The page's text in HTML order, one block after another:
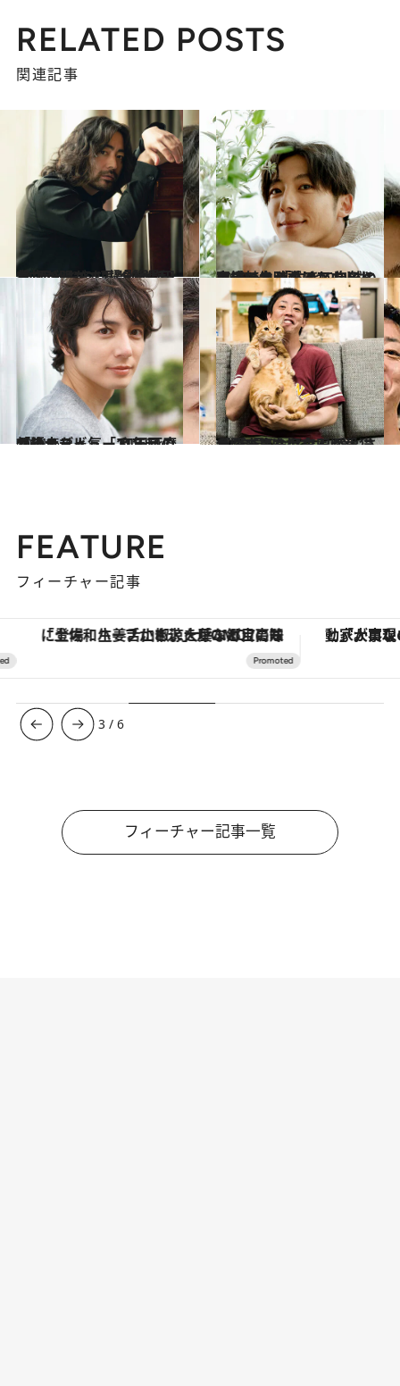
RELATED POSTS
関連記事
2021.6.22
“村西とおる”再び！ 山田孝之が明かす 『全裸監督』シーズン2撮影秘話
カルチャー 2021.6.7
高橋一生が語るアウトドアの魅力 「生きていると実感できるのは、 自然の中にいる時だけかもしれない」
ライフスタイル
2021.6.4
「テニミュ」「刀ステ」で絶大な人気 和田琢磨が語るデビュー11年目の想い
カルチャー 2021.6.17
「“会長”は相方よりもザ・森東なヤツ」 愛しさ全開！さらば森田が愛猫を語る
カルチャー
FEATURE
フィーチャー記事
「土佐和ハーブかき氷」がOMO7高知に登場！生姜、山椒、大葉など目にも舌にも涼を呼ぶ郷土の味
3 /6
フィーチャー記事一覧